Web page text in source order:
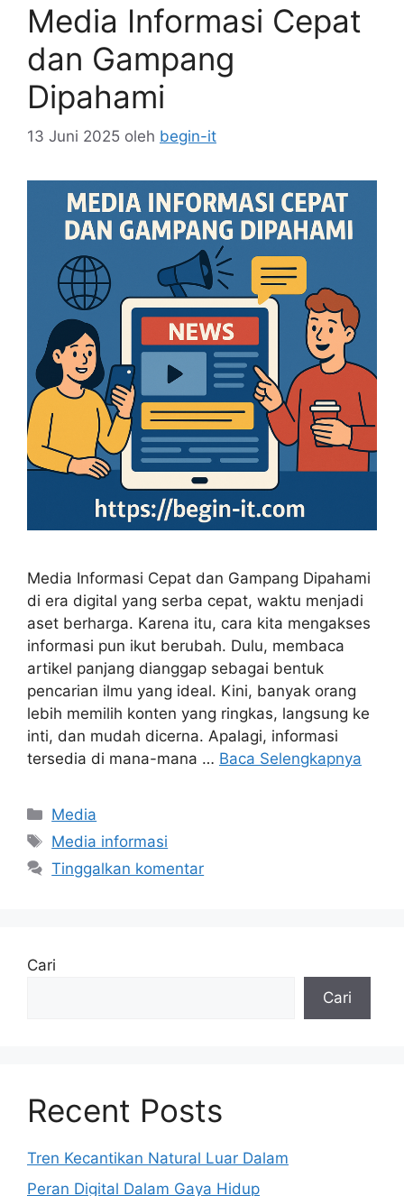
Media Informasi Cepat
dan Gampang
Dipahami
13 Juni 2025 oleh begin-it
Media Informasi Cepat dan Gampang Dipahami
di era digital yang serba cepat, waktu menjadi
aset berharga. Karena itu, cara kita mengakses
informasi pun ikut berubah. Dulu, membaca
artikel panjang dianggap sebagai bentuk
pencarian ilmu yang ideal. Kini, banyak orang
lebih memilih konten yang ringkas, langsung ke
inti, dan mudah dicerna. Apalagi, informasi
tersedia di mana-mana … Baca Selengkapnya
Kategori
Media
Tag
Media informasi
Tinggalkan komentar
Cari
Cari
Recent Posts
Tren Kecantikan Natural Luar Dalam
Peran Digital Dalam Gaya Hidup